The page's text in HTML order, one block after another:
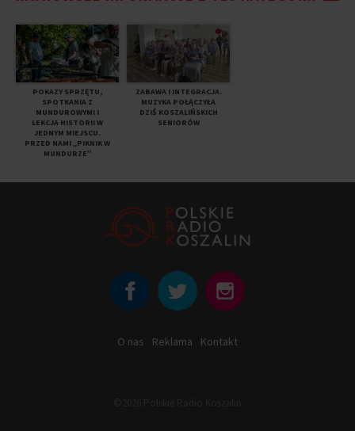
POKAZY SPRZĘTU,
SPOTKANIA Z
MUNDUROWYMI I
LEKCJA HISTORII W
JEDNYM MIEJSCU.
PRZED NAMI „PIKNIK W
MUNDURZE”
ZABAWA I INTEGRACJA.
MUZYKA POŁĄCZYŁA
DZIŚ KOSZALIŃSKICH
SENIORÓW
O nas Reklama Kontakt